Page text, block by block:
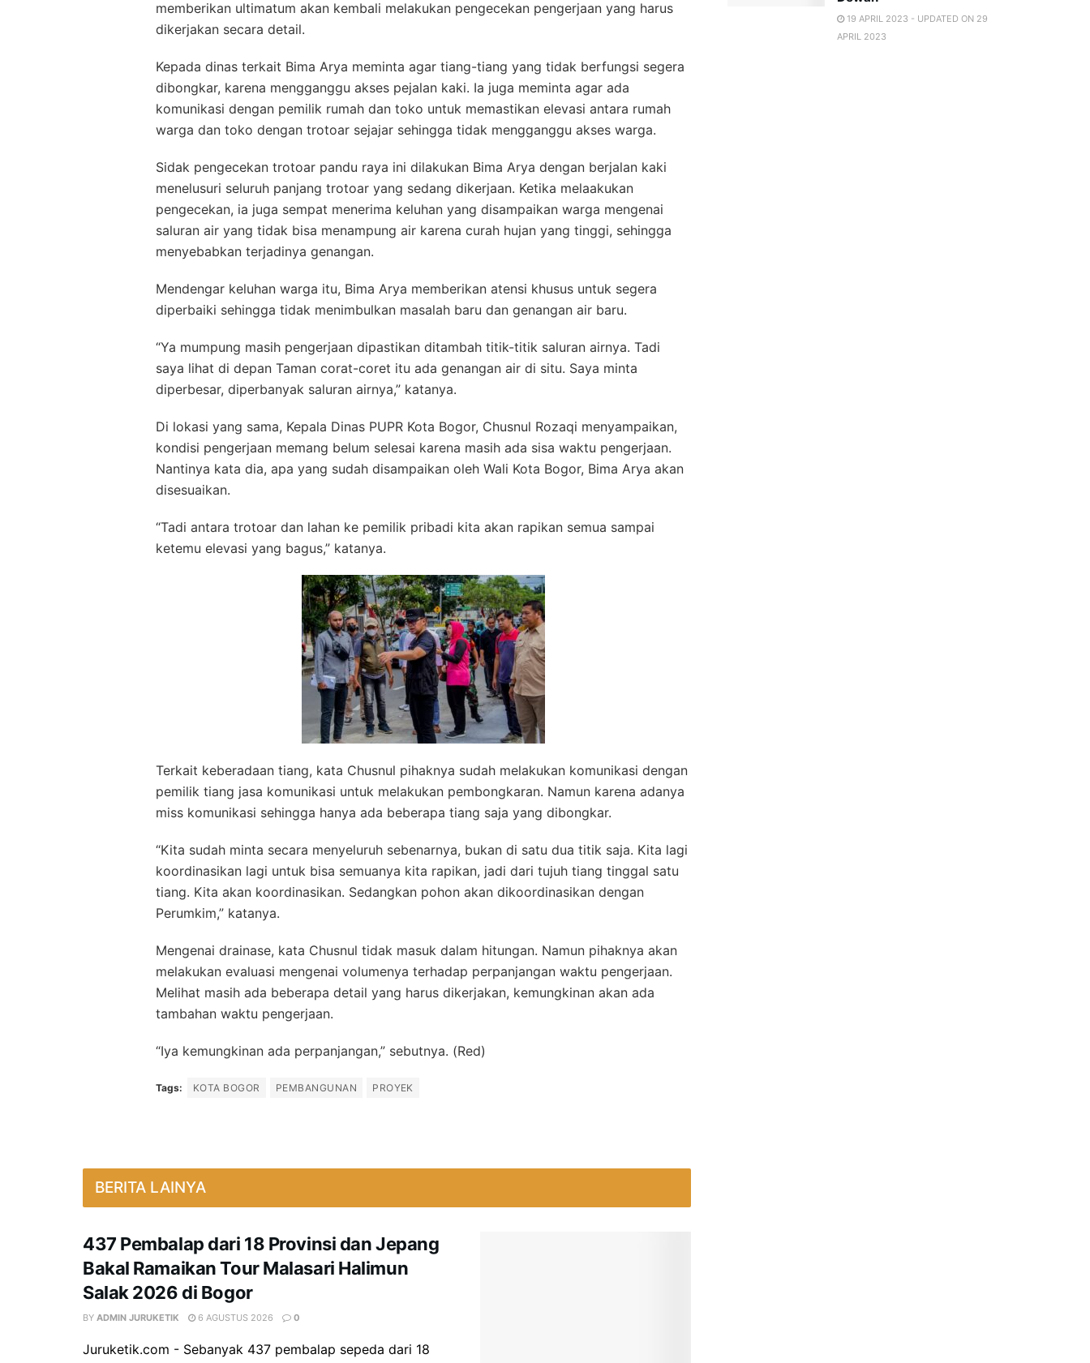
memberikan ultimatum akan kembali melakukan pengecekan pengerjaan yang harus
dikerjakan secara detail.
Kepada dinas terkait Bima Arya meminta agar tiang-tiang yang tidak berfungsi segera
dibongkar, karena mengganggu akses pejalan kaki. Ia juga meminta agar ada
komunikasi dengan pemilik rumah dan toko untuk memastikan elevasi antara rumah
warga dan toko dengan trotoar sejajar sehingga tidak mengganggu akses warga.
Sidak pengecekan trotoar pandu raya ini dilakukan Bima Arya dengan berjalan kaki
menelusuri seluruh panjang trotoar yang sedang dikerjaan. Ketika melaakukan
pengecekan, ia juga sempat menerima keluhan yang disampaikan warga mengenai
saluran air yang tidak bisa menampung air karena curah hujan yang tinggi, sehingga
menyebabkan terjadinya genangan.
Mendengar keluhan warga itu, Bima Arya memberikan atensi khusus untuk segera
diperbaiki sehingga tidak menimbulkan masalah baru dan genangan air baru.
“Ya mumpung masih pengerjaan dipastikan ditambah titik-titik saluran airnya. Tadi
saya lihat di depan Taman corat-coret itu ada genangan air di situ. Saya minta
diperbesar, diperbanyak saluran airnya,” katanya.
Di lokasi yang sama, Kepala Dinas PUPR Kota Bogor, Chusnul Rozaqi menyampaikan,
kondisi pengerjaan memang belum selesai karena masih ada sisa waktu pengerjaan.
Nantinya kata dia, apa yang sudah disampaikan oleh Wali Kota Bogor, Bima Arya akan
disesuaikan.
“Tadi antara trotoar dan lahan ke pemilik pribadi kita akan rapikan semua sampai
ketemu elevasi yang bagus,” katanya.
Terkait keberadaan tiang, kata Chusnul pihaknya sudah melakukan komunikasi dengan
pemilik tiang jasa komunikasi untuk melakukan pembongkaran. Namun karena adanya
miss komunikasi sehingga hanya ada beberapa tiang saja yang dibongkar.
“Kita sudah minta secara menyeluruh sebenarnya, bukan di satu dua titik saja. Kita lagi
koordinasikan lagi untuk bisa semuanya kita rapikan, jadi dari tujuh tiang tinggal satu
tiang. Kita akan koordinasikan. Sedangkan pohon akan dikoordinasikan dengan
Perumkim,” katanya.
Mengenai drainase, kata Chusnul tidak masuk dalam hitungan. Namun pihaknya akan
melakukan evaluasi mengenai volumenya terhadap perpanjangan waktu pengerjaan.
Melihat masih ada beberapa detail yang harus dikerjakan, kemungkinan akan ada
tambahan waktu pengerjaan.
“Iya kemungkinan ada perpanjangan,” sebutnya. (Red)
Tags: KOTA BOGOR PEMBANGUNAN PROYEK
BERITA LAINYA
437 Pembalap dari 18 Provinsi dan Jepang
Bakal Ramaikan Tour Malasari Halimun
Salak 2026 di Bogor
BY ADMIN JURUKETIK 6 AGUSTUS 2026 0
Juruketik.com - Sebanyak 437 pembalap sepeda dari 18
19 APRIL 2023 - UPDATED ON 29
APRIL 2023